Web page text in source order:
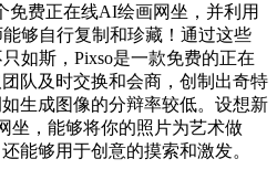
免费正在线AI绘画网坐，并利用
够自行复制和珍藏！通过这些
如斯，Pixso是一款免费的正在
队及时交换和会商，创制出奇特
生成图像的分辩率较低。设想新
坐，能够将你的照片为艺术做
能够用于创意的摸索和激发。